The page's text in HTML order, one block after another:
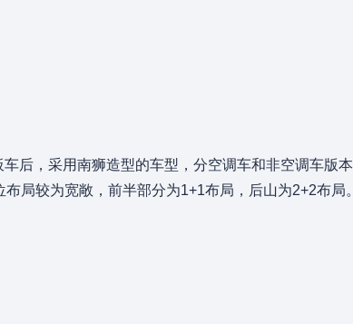
车后，采用南狮造型的车型，分空调车和非空调车版本
局较为宽敞，前半部分为1+1布局，后山为2+2布